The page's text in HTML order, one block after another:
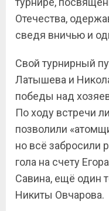
Отечества,
сведя вничью и
Свой турнирный
Латышева и
победы над
По ходу встречи
позволили
но всё
гола на счету
Савина, ещё один
Никиты Овчарова.